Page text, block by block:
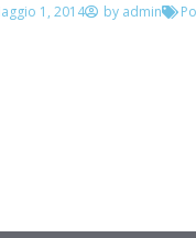
1, 2014 byadmin